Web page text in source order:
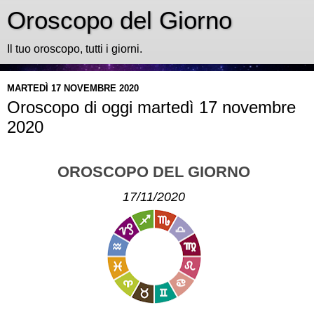
Oroscopo del Giorno
Il tuo oroscopo, tutti i giorni.
MARTEDÌ 17 NOVEMBRE 2020
Oroscopo di oggi martedì 17 novembre
2020
OROSCOPO DEL GIORNO
17/11/2020